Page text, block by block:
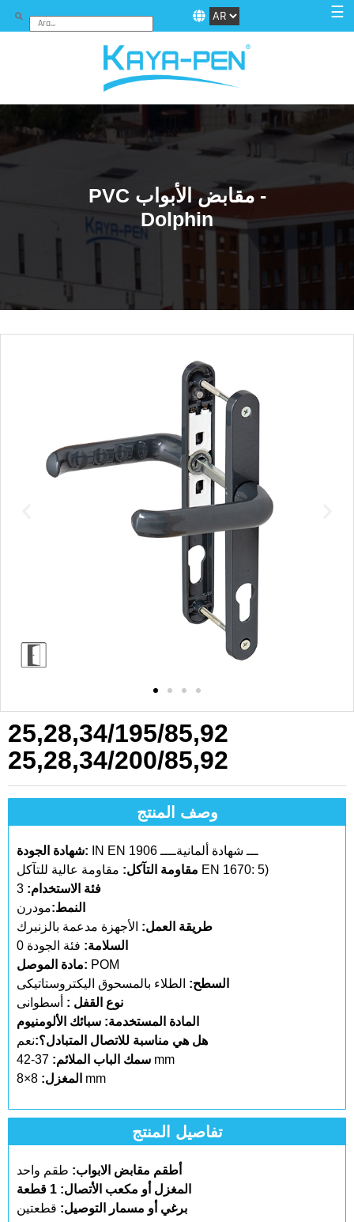
☰
PVC مقابض الأبواب -
Dolphin
25,28,34/195/85,92
25,28,34/200/85,92
وصف المنتج
شهادة الجودة:
IN EN 1906 ـــ شهادة ألمانيةــــ
مقاومة التآكل: مقاومة عالية للتآكل EN 1670: 5)
فئة الاستخدام:
النمط:مودرن
طريقة العمل: الأجهزة مدعمة بالزنبرك
السلامة: فئة الجودة 0
مادة الموصل: POM
السطح: الطلاء بالمسحوق اليكتروستاتيكى
نوع القفل : أسطوانى
المادة المستخدمة: سبائك الألومنيوم
هل هي مناسبة للاتصال المتبادل؟:نعم
سمك الباب الملائم: 37-42 mm
المغزل: 8×8 mm
تفاصيل المنتج
أطقم مقابض الابواب:
المغزل أو مكعب الأتصال: 1 قطعة
برغي أو مسمار التوصيل: قطعتين